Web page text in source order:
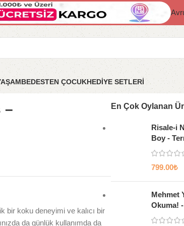
BEDESTEN ÇOCUKHEDİYE SETLERİ
–
bir koku deneyimi ve kalıcı bir
da günlük kullanımda da
En Çok Oylanan
Risale-i
Boy -
799.00₺
Mehmet
Okuma! -